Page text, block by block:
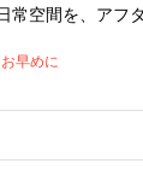
常空間を、アフ
早めに